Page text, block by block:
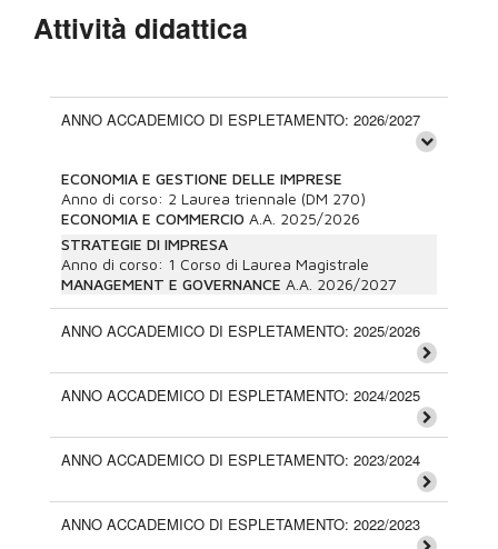
Attività didattica
ANNO ACCADEMICO DI ESPLETAMENTO: 2026/2027
ECONOMIA E GESTIONE DELLE IMPRESE
Anno di corso: 2 Laurea triennale (DM 270)
ECONOMIA E COMMERCIO A.A. 2025/2026
STRATEGIE DI IMPRESA
Anno di corso: 1 Corso di Laurea Magistrale
MANAGEMENT E GOVERNANCE A.A. 2026/2027
ANNO ACCADEMICO DI ESPLETAMENTO: 2025/2026
ANNO ACCADEMICO DI ESPLETAMENTO: 2024/2025
ANNO ACCADEMICO DI ESPLETAMENTO: 2023/2024
ANNO ACCADEMICO DI ESPLETAMENTO: 2022/2023